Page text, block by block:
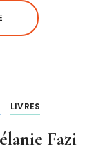
LIVRES
Fazi